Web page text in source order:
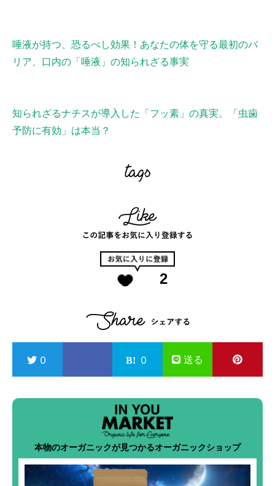
唾液が持つ、恐るべし効果！あなたの体を守る最初のバ
リア、口内の「唾液」の知られざる事実
知られざるナチスが導入した「フッ素」の真実。「虫歯
予防に有効」は本当？
2
0 0 送る
本物のオーガニックが見つかるオーガニックショップ